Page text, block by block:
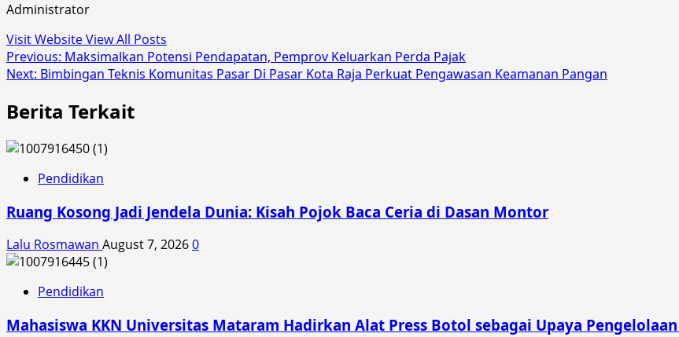
Administrator
Visit WebsiteView All Posts
Post
navigation
Previous: Maksimalkan Potensi Pendapatan, Pemprov Keluarkan Perda Pajak
Next: Bimbingan Teknis Komunitas Pasar Di Pasar Kota Raja Perkuat Pengawasan Keamanan Pangan
Berita Terkait
Pendidikan
Ruang Kosong Jadi Jendela Dunia: Kisah Pojok Baca Ceria di Dasan Montor
Lalu Rosmawan August 7, 20260
Pendidikan
Mahasiswa KKN Universitas Mataram Hadirkan Alat Press Botol sebagai Upaya